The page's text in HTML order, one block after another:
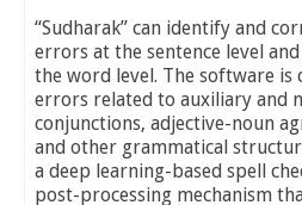
“Sudharak” can identify and
errors at the sentence level
the word level. The software is
errors related to auxiliary and
conjunctions, adjective-noun
and other grammatical
a deep learning-based spell
post-processing mechanism